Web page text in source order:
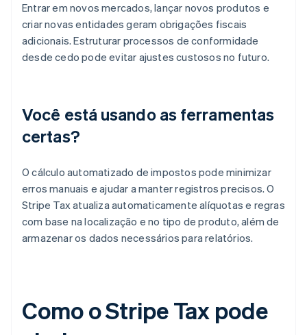
Entrar em novos mercados, lançar novos produtos e
criar novas entidades geram obrigações fiscais
adicionais. Estruturar processos de conformidade
desde cedo pode evitar ajustes custosos no futuro.
Você está usando as ferramentas
certas?
O cálculo automatizado de impostos pode minimizar
erros manuais e ajudar a manter registros precisos. O
Stripe Tax atualiza automaticamente alíquotas e regras
com base na localização e no tipo de produto, além de
armazenar os dados necessários para relatórios.
Como o Stripe Tax pode